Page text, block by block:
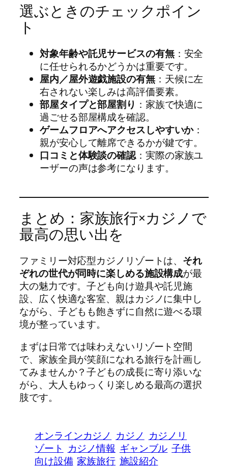
選ぶときのチェックポイン
ト
対象年齢や託児サービスの有無：安全
に任せられるかどうかは重要です。
屋内／屋外遊戯施設の有無：天候に左
右されない楽しみは高評価要素。
部屋タイプと部屋割り ：家族で快適に
過ごせる部屋構成を確認。
ゲームフロアへアクセスしやすいか：
親が安心して離席できるかが鍵です。
口コミと体験談の確認：実際の家族ユ
ーザーの声は参考になります。
まとめ：家族旅行×カジノで
最高の思い出を
ファミリー対応型カジノリゾートは、 それ
ぞれの世代が同時に楽しめる施設構成が最
大の魅力です。子ども向け遊具や託児施
設、広く快適な客室、親はカジノに集中し
ながら、子どもも飽きずに自然に遊べる環
境が整っています。
まずは日常では味わえないリゾート空間
で、家族全員が笑顔になれる旅行を計画し
てみませんか？子どもの成長に寄り添いな
がら、大人もゆっくり楽しめる最高の選択
肢です。
オンラインカジノ カジノ カジノリ
ゾート カジノ情報 ギャンブル 子供
向け設備 家族旅行 施設紹介